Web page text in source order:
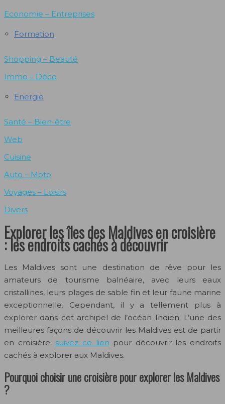
Economie – Entreprises
Formation
Shopping – Beauté
Immo – Déco
Energie
Santé – Bien-être
Web
Cuisine
Auto – Moto
Voyages – Loisirs
Divers
Explorer les îles des Maldives en croisière
: les endroits cachés à découvrir
Les Maldives sont une destination de rêve pour les
amateurs de tourisme balnéaire, avec leurs eaux
cristallines, leurs plages de sable fin et leur faune marine
exceptionnelle. Cependant, il y a tellement plus à
explorer dans cet archipel de l’océan Indien. L’une des
meilleures façons de découvrir les Maldives est de partir
en croisière. suivez ce lien pour découvrir les endroits
cachés à explorer aux Maldives.
Pourquoi choisir une croisière pour explorer les Maldives
?